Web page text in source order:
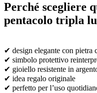
Perché scegliere
pentacolo tripla
✔ design elegante con pietra
✔ simbolo protettivo
✔ gioiello resistente in
✔ idea regalo originale
✔ perfetto per l’uso